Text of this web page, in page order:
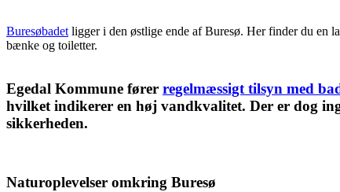
Buresøbadet ligger i den østlige ende af Buresø. Her finder du en
bænke og toiletter.
Egedal Kommune fører regelmæssigt tilsyn med
hvilket indikerer en høj vandkvalitet. Der er dog
sikkerheden.
Naturoplevelser omkring Buresø